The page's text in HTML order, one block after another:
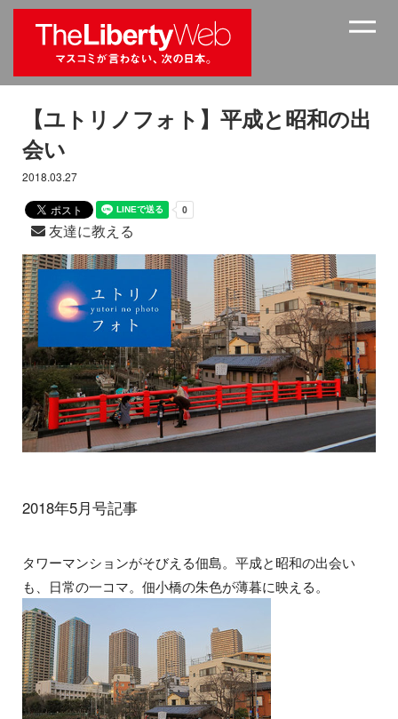
【ユトリノフォト】平成と昭和の出
会い
2018.03.27
友達に教える
2018年5月号記事
タワーマンションがそびえる佃島。平成と昭和の出会い
も、日常の一コマ。佃小橋の朱色が薄暮に映える。